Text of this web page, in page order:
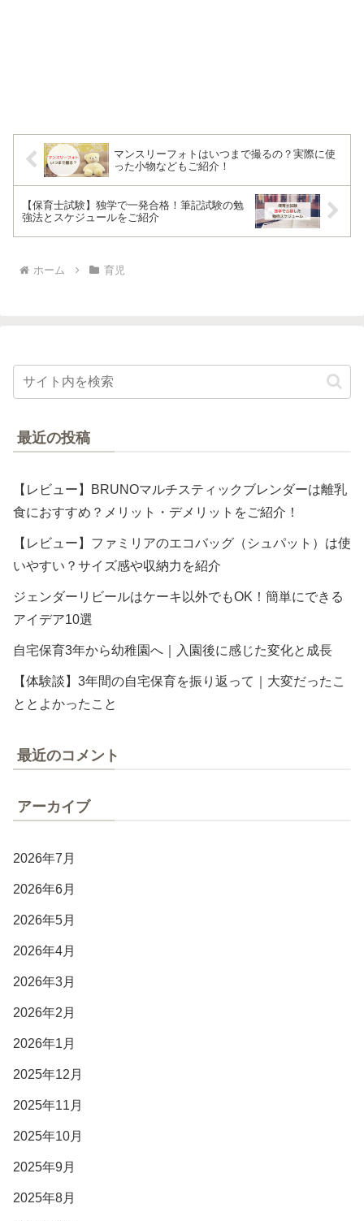
マンスリーフォトはいつまで撮るの？実際に使
った小物などもご紹介！
【保育士試験】独学で一発合格！筆記試験の勉
強法とスケジュールをご紹介
ホーム 育児
最近の投稿
【レビュー】BRUNOマルチスティックブレンダーは離乳
食におすすめ？メリット・デメリットをご紹介！
【レビュー】ファミリアのエコバッグ（シュパット）は使
いやすい？サイズ感や収納力を紹介
ジェンダーリビールはケーキ以外でもOK！簡単にできる
アイデア10選
自宅保育3年から幼稚園へ｜入園後に感じた変化と成長
【体験談】3年間の自宅保育を振り返って｜大変だったこ
ととよかったこと
最近のコメント
アーカイブ
2026年7月
2026年6月
2026年5月
2026年4月
2026年3月
2026年2月
2026年1月
2025年12月
2025年11月
2025年10月
2025年9月
2025年8月